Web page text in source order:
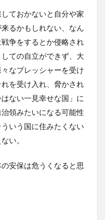
ておかないと自分や家
るかもしれない、なん
争をするとか侵略され
ての自立ができず、大
なプレッシャーを受け
を受け入れ、脅かされ
ない一見幸せな国」に
領みたいになる可能性
いう国に住みたくない
い。
安保は危うくなると思